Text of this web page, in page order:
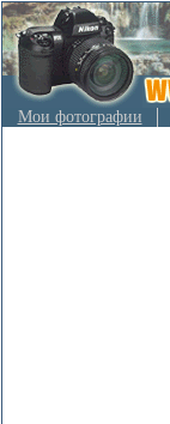
Мои фотографии